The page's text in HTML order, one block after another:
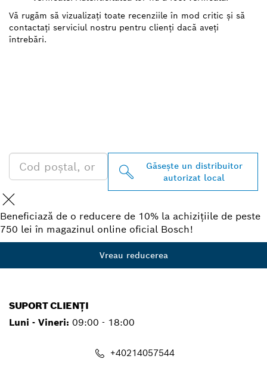
Vă rugăm să vizualizați toate recenziile în mod critic și să
contactați serviciul nostru pentru clienți dacă aveți
întrebări.
Găseşte un distribuitor
autorizat local
Beneficiază de o reducere de 10% la achizițiile de peste
750 lei în magazinul online oficial Bosch!
Vreau reducerea
SUPORT CLIENȚI
Luni - Vineri: 09:00 - 18:00
+40214057544